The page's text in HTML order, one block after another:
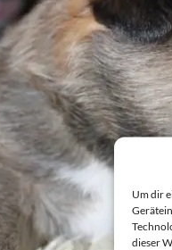
Um dir
dieser